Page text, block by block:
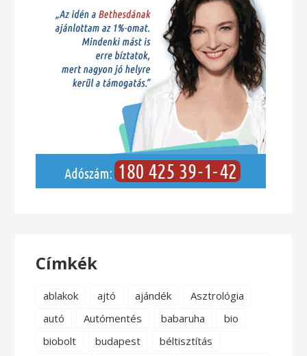
Címkék
ablakok ajtó ajándék
Asztrológia
autó
Autómentés babaruha
bio
biobolt
budapest
béltisztítás